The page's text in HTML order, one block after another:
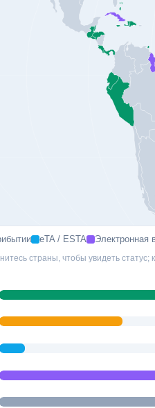
eTA / ESTA Электронная
страны, чтобы увидеть